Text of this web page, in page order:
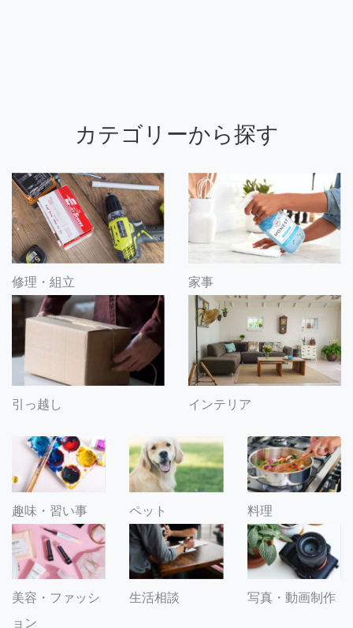
カテゴリーから探す
修理・組立 家事
引っ越し インテリア
趣味・習い事 ペット 料理
美容・ファッシ
ョン
生活相談 写真・動画制作